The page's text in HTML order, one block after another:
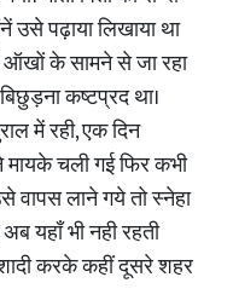
उसे पढ़ाया लिखाया था
ऑखों के सामने से जा रहा
कष्टप्रद था।
में रही, एक दिन
चली गई फिर कभी
वापस लाने गये तो स्नेहा
यहाँ भी नही रहती
करके कहीं दूसरे शहर